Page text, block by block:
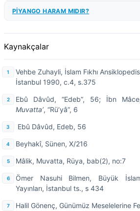
PİYANGO HARAM MIDIR?
Kaynakçalar
Vehbe Zuhayli, İslam Fıkhı
İstanbul 1990, c.4, s.375
Ebû Dâvûd, “Edeb”, 56; İbn
Muvatta’, “Rü’yâ”, 6
Ebû Dâvûd, Edeb, 56
Beyhakî, Sünen, X/216
Mâlik, Muvatta, Rüya, bab(2), no:7
Ömer Nasuhi Bilmen, Büyük
Yayınları, İstanbul ts., s 434
Halil Gönenç, Günümüz Meselelerine